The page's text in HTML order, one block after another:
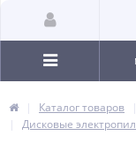
Каталог товаров
Дисковые